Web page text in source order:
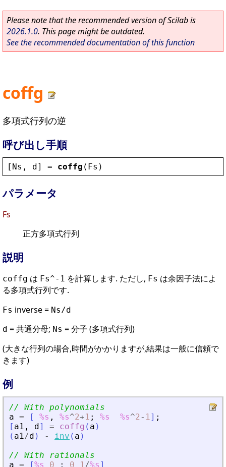
Please note that the recommended version of Scilab is
2026.1.0. This page might be outdated.
See the recommended documentation of this function
coffg
多項式行列の逆
呼び出し手順
[ Ns , d] = coffg ( Fs )
パラメータ
Fs
正方多項式行列
説明
coffg は Fs^-1 を計算します. ただし, Fs は余因子法によ
る多項式行列です.
Fs inverse = Ns/d
d = 共通分母; Ns = 分子 (多項式行列)
(大きな行列の場合,時間がかかりますが,結果は一般に信頼で
きます)
例
// With polynomials
a = [ %s , %s^2+1 ; %s %s^2- 1] ;
[ a1 , d] = coffg ( a )
( a1/d ) - inv ( a )
// With rationals
a = [%s 0 ; 0 1/%s ]